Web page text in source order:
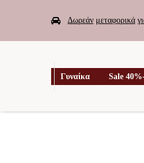
 Δωρεάν μεταφορικά
Γυναίκα Sale